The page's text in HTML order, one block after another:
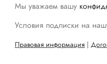
Мы уважаем вашу
Условия подписки на
Правовая информация |